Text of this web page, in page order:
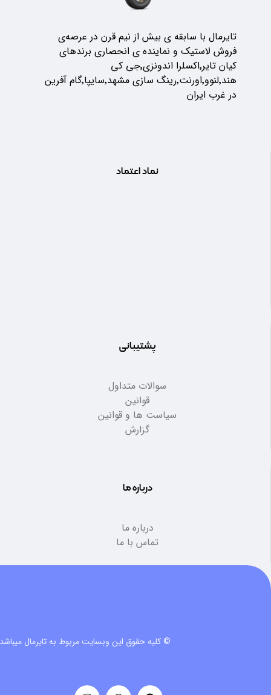
تایرمال با سابقه ی بیش از نیم قرن در عرصه‌ی
فروش لاستیک و نماینده ی انحصاری برندهای
کیان تایر٬اکسلرا اندونزی٬جی کی
هند٬لنوو٬اورنت٬رینگ سازی مشهد٬سایپا٬گام آفرین
در غرب ایران
نماد اعتماد
پشتیبانی
سوالات متداول
قوانین
سیاست ها و قوانین
گزارش
درباره ما
درباره ما
تماس با ما
© کلیه حقوق این وبسایت مربوط به تایرمال